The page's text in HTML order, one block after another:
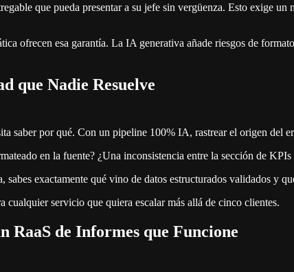
que pueda presentar a su jefe sin vergüenza. Esto exige
ofrecen esa garantía. La IA generativa añade riesgos de
que Nadie Resuelve
saber por qué. Con un pipeline 100% IA, rastrear el origen del
en la fuente? ¿Una inconsistencia entre la sección de
exactamente qué vino de datos estructurados validados y
servicio que quiera escalar más allá de cinco clientes.
RaaS de Informes que Funcione